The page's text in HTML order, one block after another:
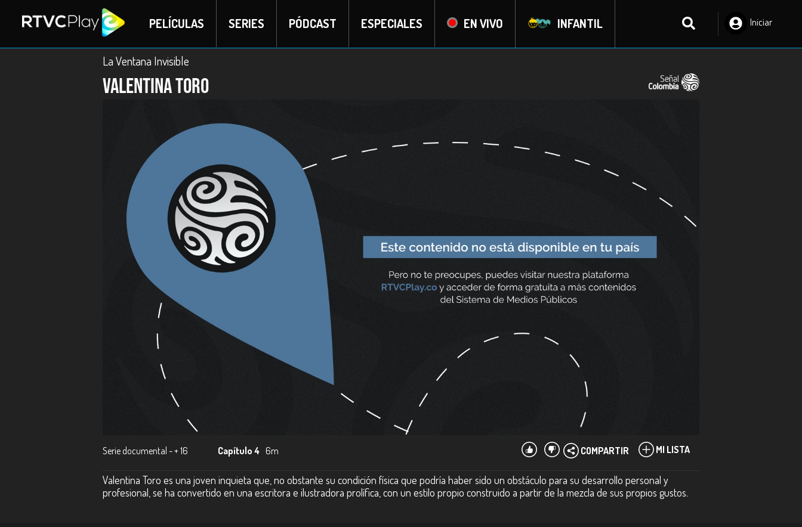
PELÍCULAS SERIES PÓDCAST ESPECIALES EN VIVO INFANTIL
Iniciar
La Ventana Invisible
Valentina Toro
Serie documental - + 16 Capítulo 4 6m MI LISTA
COMPARTIR
Valentina Toro es una joven inquieta que, no obstante su condición física que podría haber sido un obstáculo para su desarrollo personal y
profesional, se ha convertido en una escritora e ilustradora prolífica, con un estilo propio construido a partir de la mezcla de sus propios gustos.